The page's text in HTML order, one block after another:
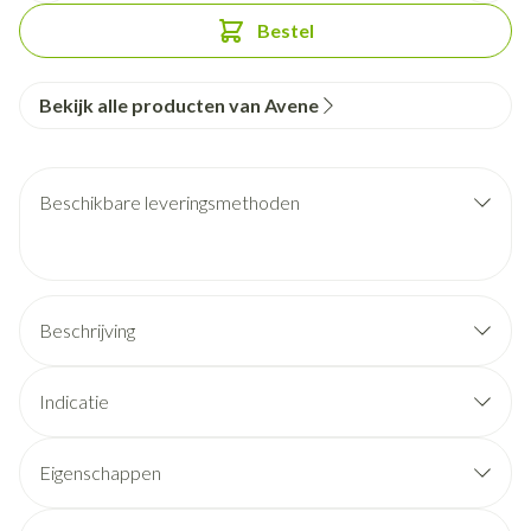
Bestel
Bekijk alle producten van Avene
Beschikbare leveringsmethoden
Beschrijving
Indicatie
Eigenschappen